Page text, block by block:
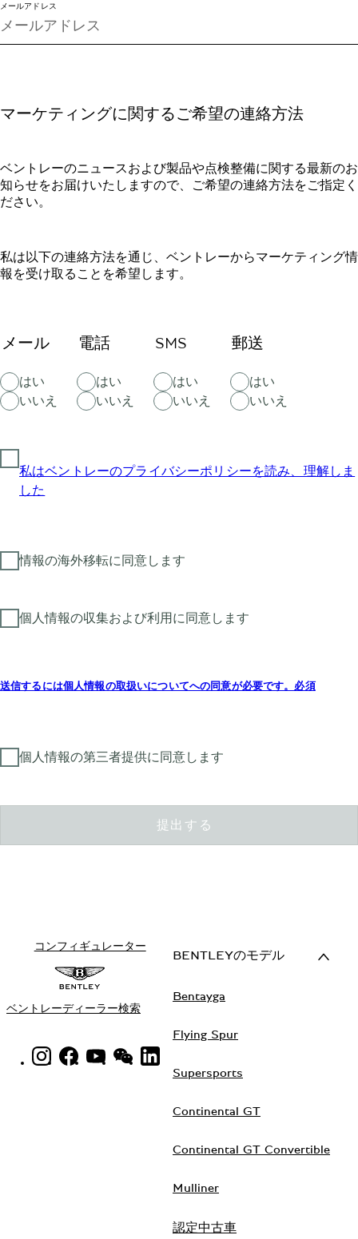
メールアドレス
マーケティングに関するご希望の連絡方法
ベントレーのニュースおよび製品や点検整備に関する最新のお
知らせをお届けいたしますので、ご希望の連絡方法をご指定く
ださい。
私は以下の連絡方法を通じ、ベントレーからマーケティング情
報を受け取ることを希望します。
メール
はい
いいえ
電話
はい
いいえ
SMS
はい
いいえ
郵送
はい
いいえ
私はベントレーのプライバシーポリシーを読み、理解しま
した
情報の海外移転に同意します
個人情報の収集および利用に同意します
送信するには個人情報の取扱いについてへの同意が必要です。必須
個人情報の第三者提供に同意します
提出する
コンフィギュレーター
ベントレーディーラー検索
INSTAGRAM LOGO"
FACEBOOK LOGO"
YOUTUBE LOGO"
WECHAT LOGO"
BENTLEYのモデル
Bentayga
Flying Spur
Supersports
Continental GT
Continental GT Convertible
Mulliner
認定中古車